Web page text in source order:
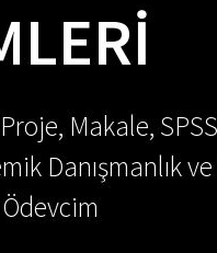
Makale,
Danışmanlık